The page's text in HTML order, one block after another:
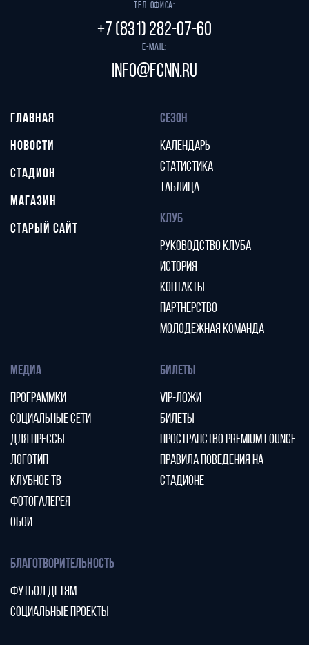
Тел. офиса:
+7 (831) 282-07-60
E-mail:
info@fcnn.ru
ГЛАВНАЯ
НОВОСТИ
СТАДИОН
МАГАЗИН
СТАРЫЙ САЙТ
СЕЗОН
КАЛЕНДАРЬ
СТАТИСТИКА
ТАБЛИЦА
КЛУБ
РУКОВОДСТВО КЛУБА
ИСТОРИЯ
КОНТАКТЫ
ПАРТНЕРСТВО
МОЛОДЕЖНАЯ КОМАНДА
МЕДИА
ПРОГРАММКИ
СОЦИАЛЬНЫЕ СЕТИ
ДЛЯ ПРЕССЫ
ЛОГОТИП
КЛУБНОЕ ТВ
ФОТОГАЛЕРЕЯ
ОБОИ
БИЛЕТЫ
VIP-ЛОЖИ
БИЛЕТЫ
ПРОСТРАНСТВО PREMIUM LOUNGE
ПРАВИЛА ПОВЕДЕНИЯ НА
СТАДИОНЕ
БЛАГОТВОРИТЕЛЬНОСТЬ
ФУТБОЛ ДЕТЯМ
СОЦИАЛЬНЫЕ ПРОЕКТЫ